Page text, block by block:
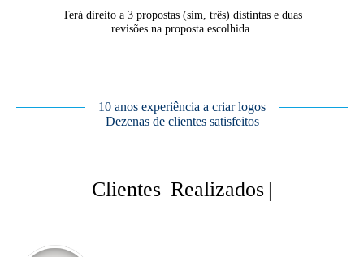
Terá direito a 3 propostas (sim, três) distintas e duas
revisões na proposta escolhida.
10 anos experiência a criar logos
Dezenas de clientes satisfeitos
Clientes Realizados |